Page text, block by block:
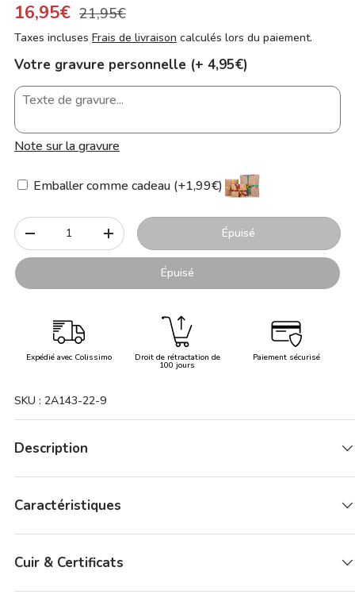
16,95€ 21,95€
Taxes incluses Frais de livraison calculés lors du paiement.
Votre gravure personnelle (+ 4,95€)
Note sur la gravure
Emballer comme cadeau (+1,99€)
Qté
-
+ Épuisé
Épuisé
Expédié avec Colissimo Droit de rétractation de
100 jours
Paiement sécurisé
SKU : 2A143-22-9
Description
Caractéristiques
Cuir & Certificats